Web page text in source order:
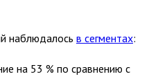
наблюдалось в сегментах:
на 53 % по сравнению с